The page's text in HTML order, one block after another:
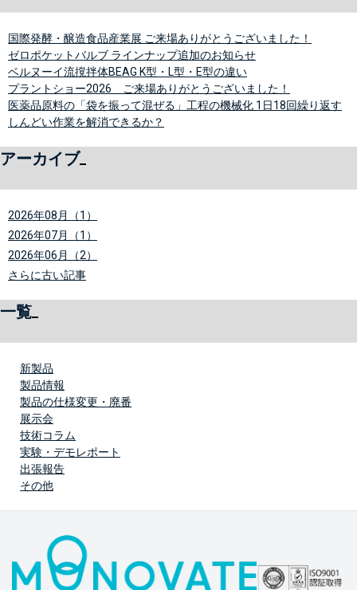
国際発酵・醸造食品産業展 ご来場ありがとうございました！
ゼロポケットバルブ ラインナップ追加のお知らせ
ベルヌーイ流撹拌体BEAG K型・L型・E型の違い
プラントショー2026 ご来場ありがとうございました！
医薬品原料の「袋を振って混ぜる」工程の機械化 1日18回繰り返す
しんどい作業を解消できるか？
アーカイブ
2026年08月（1）
2026年07月（1）
2026年06月（2）
さらに古い記事
一覧
新製品
製品情報
製品の仕様変更・廃番
展示会
技術コラム
実験・デモレポート
出張報告
その他